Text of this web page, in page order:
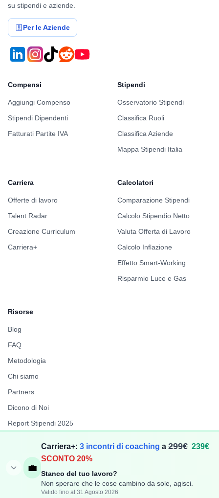
💼
Carriera+: 3 incontri di coaching a 299€ 239€
SCONTO 20%
Stanco del tuo lavoro?
Non sperare che le cose cambino da sole, agisci.
Valido fino al 31 Agosto 2026
su stipendi e aziende.
Per le Aziende
Compensi
Aggiungi Compenso
Stipendi Dipendenti
Fatturati Partite IVA
Stipendi
Osservatorio Stipendi
Classifica Ruoli
Classifica Aziende
Mappa Stipendi Italia
Carriera
Offerte di lavoro
Talent Radar
Creazione Curriculum
Carriera+
Calcolatori
Comparazione Stipendi
Calcolo Stipendio Netto
Valuta Offerta di Lavoro
Calcolo Inflazione
Effetto Smart-Working
Risparmio Luce e Gas
Risorse
Blog
FAQ
Metodologia
Chi siamo
Partners
Dicono di Noi
Report Stipendi 2025